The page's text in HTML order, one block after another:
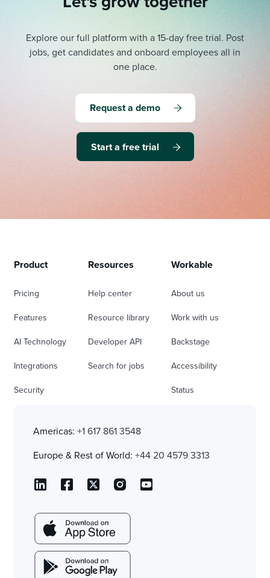
Explore our full platform with a 15-day free trial. Post
jobs, get candidates and onboard employees all in
one place.
Request a demo
Start a free trial
Product
Pricing
Features
AI Technology
Integrations
Security
Resources
Help center
Resource library
Developer API
Search for jobs
Workable
About us
Work with us
Backstage
Accessibility
Status
Americas: +1 617 861 3548
Europe & Rest of World: +44 20 4579 3313